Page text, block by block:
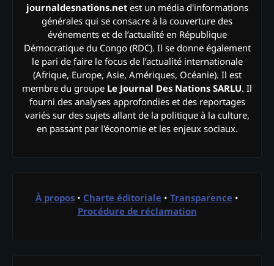
journaldesnations.netest un média d'informations
générales qui se consacre à la couverture des
événements et de l’actualité en République
Démocratique du Congo (RDC). Il se donne également
le pari de faire le focus de l’actualité internationale
(Afrique, Europe, Asie, Amériques, Océanie). Il est
membre du groupe Le Journal Des Nations SARLU. Il
fourni des analyses approfondies et des reportages
variés sur des sujets allant de la politique à la culture,
en passant par l'économie et les enjeux sociaux.
À propos • Charte éditoriale • Transparence •
Procédure de réclamation